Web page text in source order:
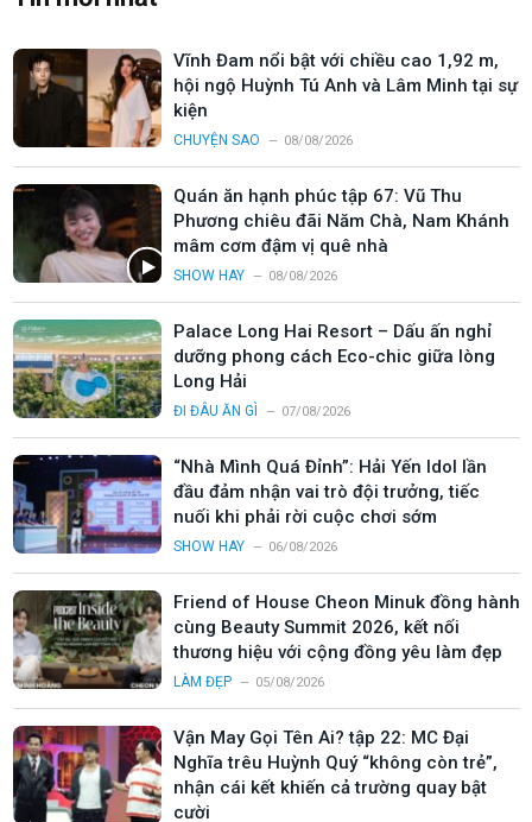
Vĩnh Đam nổi bật với chiều cao 1,92 m,
hội ngộ Huỳnh Tú Anh và Lâm Minh tại sự
kiện
CHUYỆN SAO 08/08/2026
Quán ăn hạnh phúc tập 67: Vũ Thu
Phương chiêu đãi Năm Chà, Nam Khánh
mâm cơm đậm vị quê nhà
SHOW HAY 08/08/2026
Palace Long Hai Resort – Dấu ấn nghỉ
dưỡng phong cách Eco-chic giữa lòng
Long Hải
ĐI ĐÂU ĂN GÌ 07/08/2026
“Nhà Mình Quá Đỉnh”: Hải Yến Idol lần
đầu đảm nhận vai trò đội trưởng, tiếc
nuối khi phải rời cuộc chơi sớm
SHOW HAY 06/08/2026
Friend of House Cheon Minuk đồng hành
cùng Beauty Summit 2026, kết nối
thương hiệu với cộng đồng yêu làm đẹp
LÀM ĐẸP 05/08/2026
Vận May Gọi Tên Ai? tập 22: MC Đại
Nghĩa trêu Huỳnh Quý “không còn trẻ”,
nhận cái kết khiến cả trường quay bật
cười